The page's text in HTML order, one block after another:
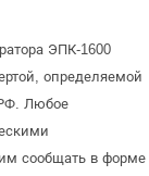
ЭПК-1600
определяемой
Любое
сообщать в форме